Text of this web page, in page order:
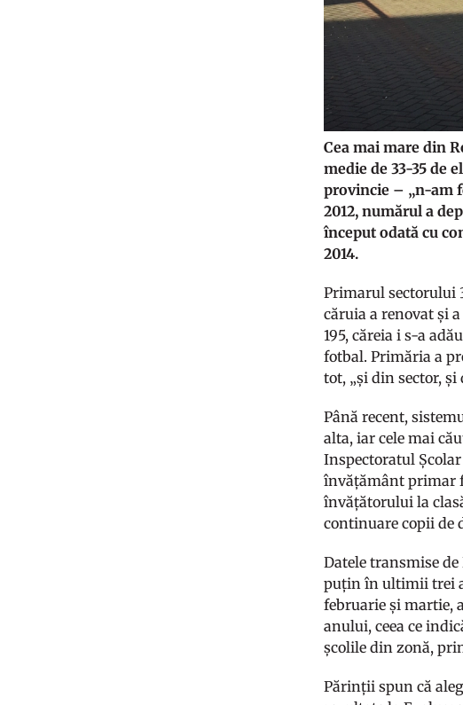
Cea mai mare din
medie de 33-35 de
provincie – „n-am
2012, numărul a
început odată cu
2014.
Primarul sectorului
căruia a renovat și
195, căreia i s-a
fotbal. Primăria a
tot, „și din sector,
Până recent,
alta, iar cele mai
Inspectoratul
învățământ primar
învățătorului la
continuare copii de
Datele transmise
puțin în ultimii trei
februarie și martie,
anului, ceea ce
școlile din zonă,
Părinții spun că